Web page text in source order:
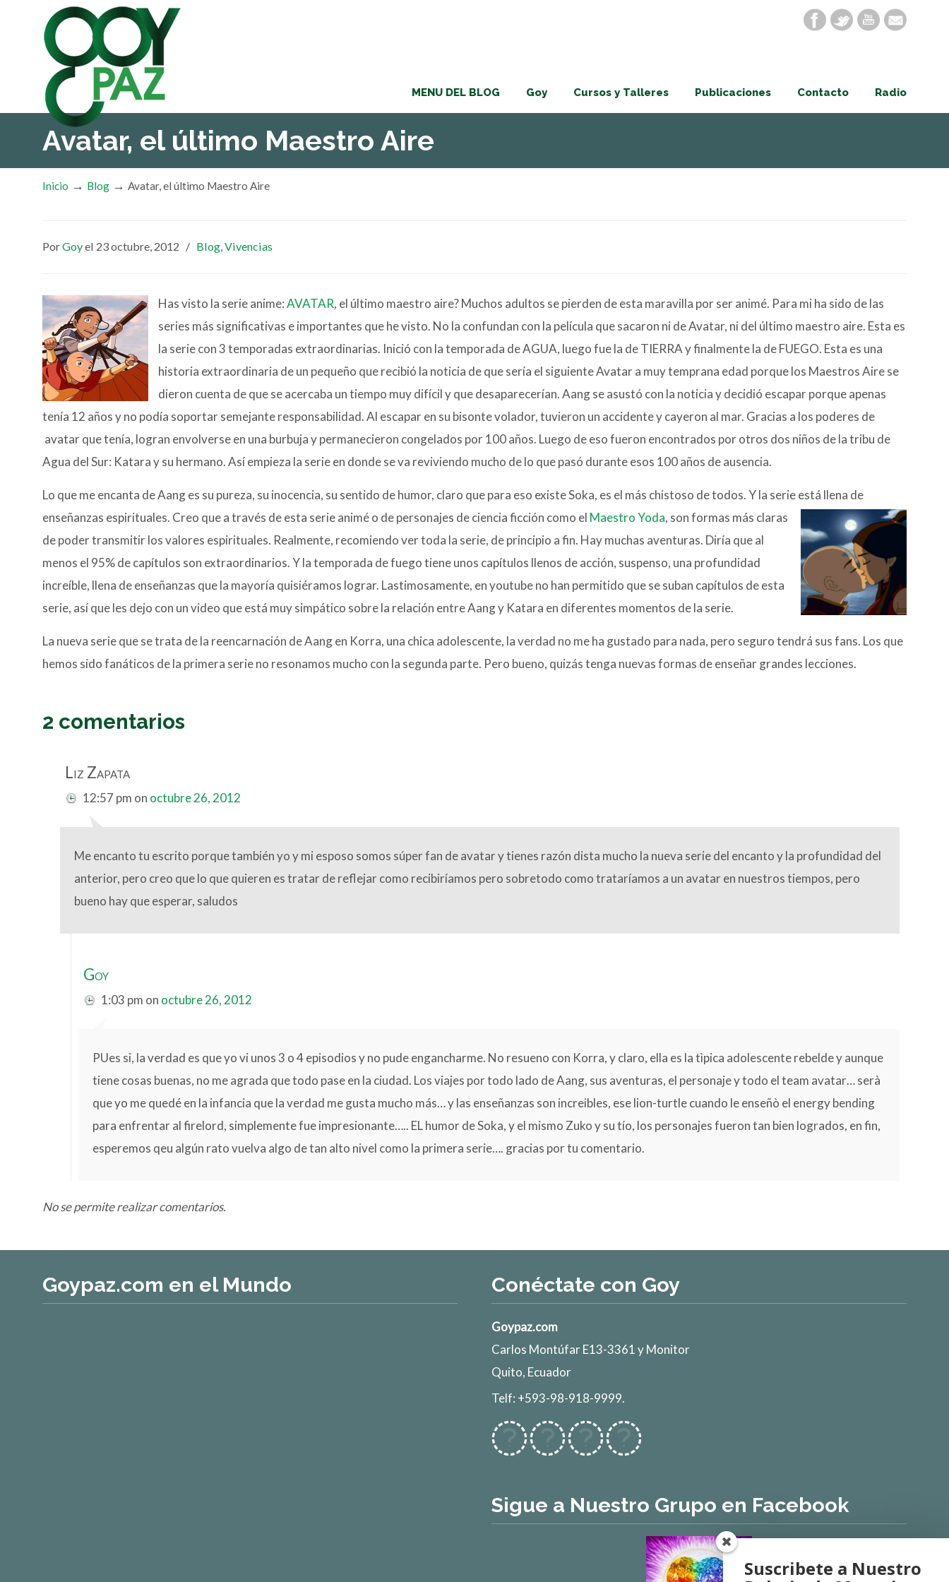
MENU DEL BLOG Goy Cursos y Talleres Publicaciones Contacto Radio
Avatar, el último Maestro Aire
Inicio → Blog →Avatar, el último Maestro Aire
PorGoyel 23 octubre, 2012 / Blog,Vivencias
Has visto la serie anime:AVATAR, el último maestro aire? Muchos adultos se pierden de esta maravilla por ser animé. Para mi ha sido de las
series más significativas e importantes que he visto. No la confundan con la película que sacaron ni de Avatar, ni del último maestro aire. Esta es
la serie con 3 temporadas extraordinarias. Inició con la temporada de AGUA, luego fue la de TIERRA y finalmente la de FUEGO. Esta es una
historia extraordinaria de un pequeño que recibió la noticia de que sería el siguiente Avatar a muy temprana edad porque los Maestros Aire se
dieron cuenta de que se acercaba un tiempo muy difícil y que desaparecerían. Aang se asustó con la noticia y decidió escapar porque apenas
tenía 12 años y no podía soportar semejante responsabilidad. Al escapar en su bisonte volador, tuvieron un accidente y cayeron al mar. Gracias a los poderes de
avatar que tenía, logran envolverse en una burbuja y permanecieron congelados por 100 años. Luego de eso fueron encontrados por otros dos niños de la tribu de
Agua del Sur: Katara y su hermano. Así empieza la serie en donde se va reviviendo mucho de lo que pasó durante esos 100 años de ausencia.
Lo que me encanta de Aang es su pureza, su inocencia, su sentido de humor, claro que para eso existe Soka, es el más chistoso de todos. Y la serieestá llena de
enseñanzas espirituales. Creo que a través de esta serie animé o de personajes de ciencia ficción como el Maestro Yoda, son formas más claras
de poder transmitir los valores espirituales. Realmente, recomiendo ver toda la serie, de principio a fin. Hay muchas aventuras. Diría que al
menos el 95% de capítulos son extraordinarios. Y la temporada de fuego tiene unos capítulos llenos de acción, suspenso, una profundidad
increíble, llena de enseñanzas que la mayoría quisiéramos lograr. Lastimosamente, en youtube no han permitido que se suban capítulos de esta
serie, así que les dejo con un video que está muy simpático sobre la relación entre Aang y Katara en diferentes momentos de la serie.
La nueva serie que se trata de la reencarnación de Aang en Korra, una chica adolescente, la verdad no me ha gustado para nada, pero seguro tendrá sus fans. Los que
hemos sido fanáticos de la primera serie no resonamos mucho con la segunda parte. Pero bueno, quizás tenga nuevas formas de enseñar grandes lecciones.
2 comentarios
Liz Zapata
12:57 pm on octubre 26, 2012
Me encanto tu escrito porque también yo y mi esposo somos súper fan de avatar y tienes razón dista mucho la nueva serie del encanto y la profundidad del
anterior, pero creo que lo que quieren es tratar de reflejar como recibiríamos pero sobretodo como trataríamos a un avatar en nuestros tiempos, pero
bueno hay que esperar, saludos
Goy
1:03 pm on octubre 26, 2012
PUes si, la verdad es que yo vi unos 3 o 4 episodios y no pude engancharme. No resueno con Korra, y claro, ella es la tìpica adolescente rebelde y aunque
tiene cosas buenas, no me agrada que todo pase en la ciudad. Los viajes por todo lado de Aang, sus aventuras, el personaje y todo el team avatar… serà
que yo me quedé en la infancia que la verdad me gusta mucho más… y las enseñanzas son increibles, ese lion-turtle cuando le enseñò el energy bending
para enfrentar al firelord, simplemente fue impresionante….. EL humor de Soka, y el mismo Zuko y su tío, los personajes fueron tan bien logrados, en fin,
esperemos qeu algún rato vuelva algo de tan alto nivel como la primera serie…. gracias por tu comentario.
No se permite realizar comentarios.
Goypaz.com en el Mundo Conéctate con Goy
Goypaz.com
Carlos Montúfar E13-3361 y Monitor
Quito, Ecuador
Telf: +593-98-918-9999.
Sigue a Nuestro Grupo en Facebook
Suscribete a Nuestro